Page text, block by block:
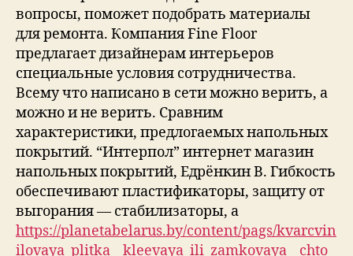
вопросы, поможет подобрать материалы
для ремонта. Компания Fine Floor
предлагает дизайнерам интерьеров
специальные условия сотрудничества.
Всему что написано в сети можно верить, а
можно и не верить. Сравним
характеристики, предлогаемых напольных
покрытий. “Интерпол” интернет магазин
напольных покрытий, Едрёнкин В. Гибкость
обеспечивают пластификаторы, защиту от
выгорания — стабилизаторы, а
https://planetabelarus.by/content/pags/kvarcvin
ilovaya_plitka__kleevaya_ili_zamkovaya__chto_